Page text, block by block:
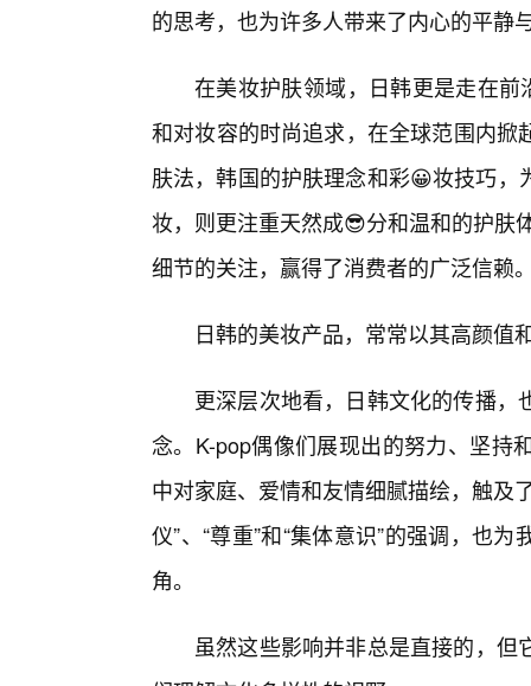
的思考，也为许多人带来了内心的平静
在美妆护肤领域，日韩更是走在前
和对妆容的时尚追求，在全球范围内掀
肤法，韩国的护肤理念和彩😀妆技巧
妆，则更注重天然成😎分和温和的护肤
细节的关注，赢得了消费者的广泛信赖
日韩的美妆产品，常常以其高颜值
更深层次地看，日韩文化的传播
念。K-pop偶像们展现出的努力、坚持
中对家庭、爱情和友情细腻描绘，触及
仪”、“尊重”和“集体意识”的强调，也
角。
虽然这些影响并非总是直接的，